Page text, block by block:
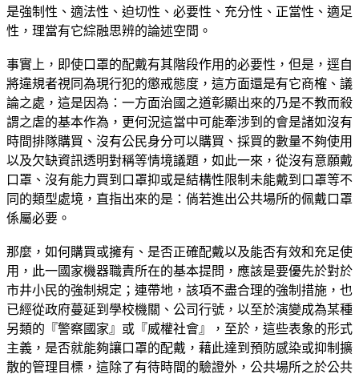
是強制性、適法性、迫切性、必要性、充分性、正當性、適足
性，理當有它綜融思辨的論述空間。
事實上，即使口罩的配戴有其階段作用的必要性，但是，逕自
將違規者視同為現行犯的懲戒態度，這方面還是有它商榷、議
論之處，這是因為：一方面治國之道彰顯出來的乃是不教而殺
謂之虐的基本作為，更何況這當中可能牽涉到的會是諸如沒有
時間排隊購買、沒有公民身分可以購買、採買的數量不夠使用
以及欠缺資訊透明對稱等情境議題，如此一來，從沒有意願戴
口罩、沒有能力買到口罩抑或是結構性限制未能戴到口罩等不
同的類型處境，直指出來的是：倘若進出公共場所的佩戴口罩
係屬必要。
那麼，如何購買或擁有、是否正確配戴以及能否有效和充足使
用，此一國家機器職責所在的基本提問，應該是要優先於對於
市井小民的強制規定；連帶地，該項不盡合理的強制措施，也
已經從政府蔓延到學校機關、公司行號，以至於演變成為某種
另類的『警察國家』或『威權社會』，至於，這些表象的形式
主義，是否就能夠讓口罩的配戴，藉此達到預防感染或抑制擴
散的管理目標，這除了有待時間的驗證外，公共場所之於公共